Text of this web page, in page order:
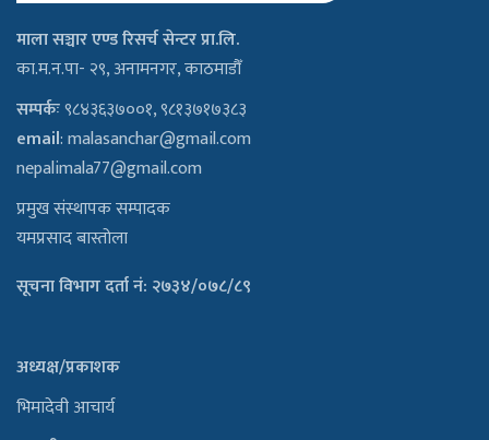
माला सञ्चार एण्ड रिसर्च सेन्टर प्रा.लि.
का.म.न.पा- २९, अनामनगर, काठमाडौँ
सम्पर्कः९८४३६३७००१, ९८१३७१७३८३
email:malasanchar@gmail.com
nepalimala77@gmail.com
प्रमुख संस्थापक सम्पादक
यमप्रसाद बास्तोला
सूचना विभाग दर्ता नं: २७३४/०७८/८९
अध्यक्ष/प्रकाशक
भिमादेवी आचार्य